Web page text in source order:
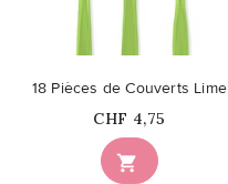

18 Pièces de Couverts Lime
Prix
CHF 4,75